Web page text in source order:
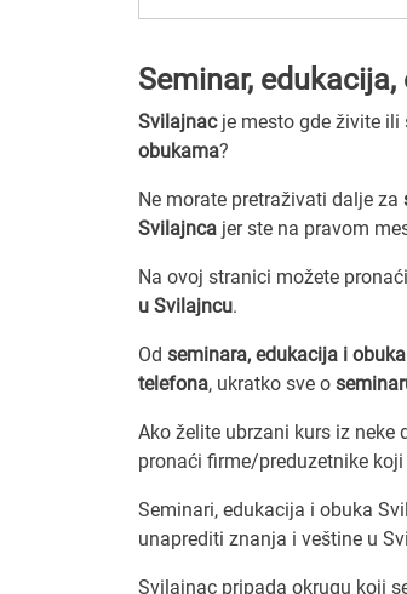
Seminar,
Svilajnacje mesto gde živite ili
obukama?
Ne morate pretraživati dalje za
Svilajnca jer ste na pravom
Na ovoj stranici možete pronaći
u Svilajncu.
Od seminara, edukacija i
telefona, ukratko sve o
Ako želite ubrzani kurs iz
pronaći firme/preduzetnike
Seminari, edukacija i obuka
unaprediti znanja i veštine u
Svilajnac pripada okrugu koji